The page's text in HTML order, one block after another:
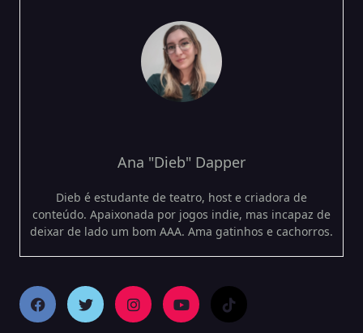
Ana "Dieb" Dapper
Dieb é estudante de teatro, host e criadora de
conteúdo. Apaixonada por jogos indie, mas incapaz de
deixar de lado um bom AAA. Ama gatinhos e cachorros.